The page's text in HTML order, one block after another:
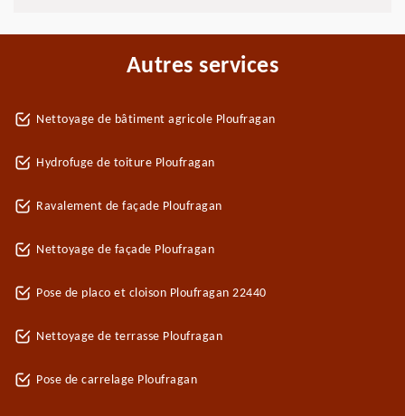
Autres services
Nettoyage de bâtiment agricole Ploufragan
Hydrofuge de toiture Ploufragan
Ravalement de façade Ploufragan
Nettoyage de façade Ploufragan
Pose de placo et cloison Ploufragan 22440
Nettoyage de terrasse Ploufragan
Pose de carrelage Ploufragan